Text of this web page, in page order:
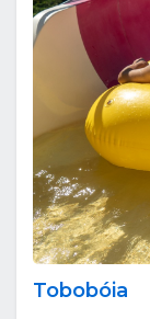
Tobobóia